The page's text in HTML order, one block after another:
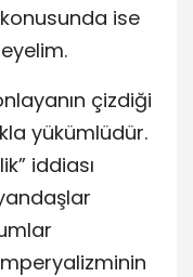
ise
çizdiği
yükümlüdür.
iddiası